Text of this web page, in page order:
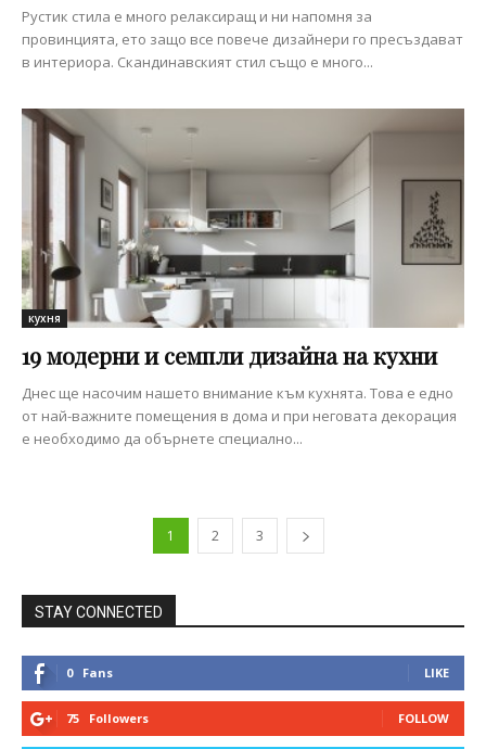
Рустик стила е много релаксиращ и ни напомня за
провинцията, ето защо все повече дизайнери го пресъздават
в интериора. Скандинавският стил също е много...
кухня
19 модерни и семпли дизайна на кухни
Днес ще насочим нашето внимание към кухнята. Това е едно
от най-важните помещения в дома и при неговата декорация
е необходимо да обърнете специално...
1 2 3
STAY CONNECTED
0 Fans LIKE
75 Followers FOLLOW